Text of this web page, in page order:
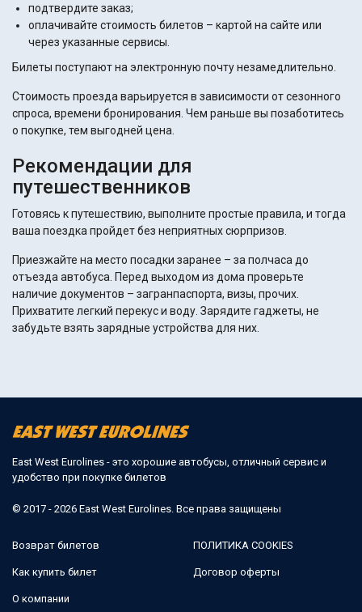
подтвердите заказ;
оплачивайте стоимость билетов – картой на сайте или
через указанные сервисы.
Билеты поступают на электронную почту незамедлительно.
Стоимость проезда варьируется в зависимости от сезонного
спроса, времени бронирования. Чем раньше вы позаботитесь
о покупке, тем выгодней цена.
Рекомендации для
путешественников
Готовясь к путешествию, выполните простые правила, и тогда
ваша поездка пройдет без неприятных сюрпризов.
Приезжайте на место посадки заранее – за полчаса до
отъезда автобуса. Перед выходом из дома проверьте
наличие документов – загранпаспорта, визы, прочих.
Прихватите легкий перекус и воду. Зарядите гаджеты, не
забудьте взять зарядные устройства для них.
East West Eurolines - это хорошие автобусы, отличный сервис и
удобство при покупке билетов
© 2017 - 2026 East West Eurolines. Все права защищены
Возврат билетов
Как купить билет
О компании
ПОЛИТИКА COOKIES
Договор оферты